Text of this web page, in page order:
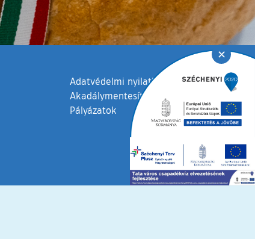
Adatvédelmi nyilatkozat
Akadálymentesítési nyilatkozat
Pályázatok
✕